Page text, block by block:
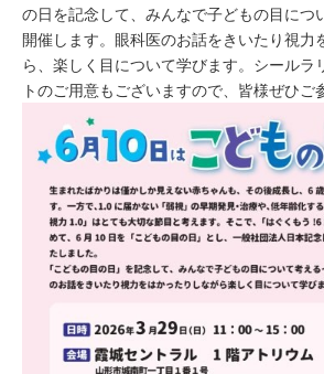
の日を記念して、みんなで子どもの目につ
開催します。眼科医のお話をきいたり視力
ら、楽しく目について学びます。シールラ
トのご用意もございますので、皆様ぜひご